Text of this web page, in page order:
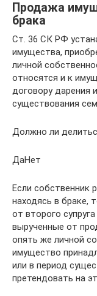
Продажа
брака
Ст. 36 СК РФ
имущества,
личной
относятся и к
договору дарения
существования
Должно ли
ДаНет
Если собственник
находясь в браке,
от второго
вырученные от
опять же личной
имущество
или в период
претендовать на